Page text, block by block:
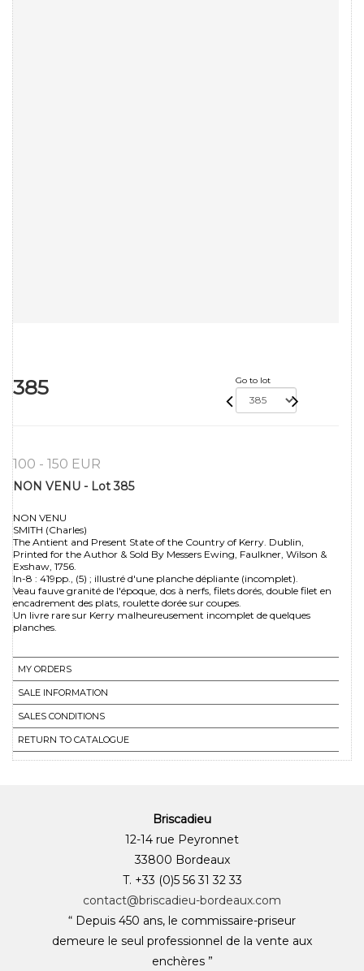
385 Go to lot
100 - 150 EUR
NON VENU - Lot 385
NON VENU
SMITH (Charles)
The Antient and Present State of the Country of Kerry. Dublin,
Printed for the Author & Sold By Messers Ewing, Faulkner, Wilson &
Exshaw, 1756.
In-8 : 419pp., (5) ; illustré d'une planche dépliante (incomplet).
Veau fauve granité de l'époque, dos à nerfs, filets dorés, double filet en
encadrement des plats, roulette dorée sur coupes.
Un livre rare sur Kerry malheureusement incomplet de quelques
planches.
MY ORDERS
SALE INFORMATION
SALES CONDITIONS
RETURN TO CATALOGUE
Briscadieu
12-14 rue Peyronnet
33800 Bordeaux
T. +33 (0)5 56 31 32 33
contact@briscadieu-bordeaux.com
“ Depuis 450 ans, le commissaire-priseur
demeure le seul professionnel de la vente aux
enchères ”